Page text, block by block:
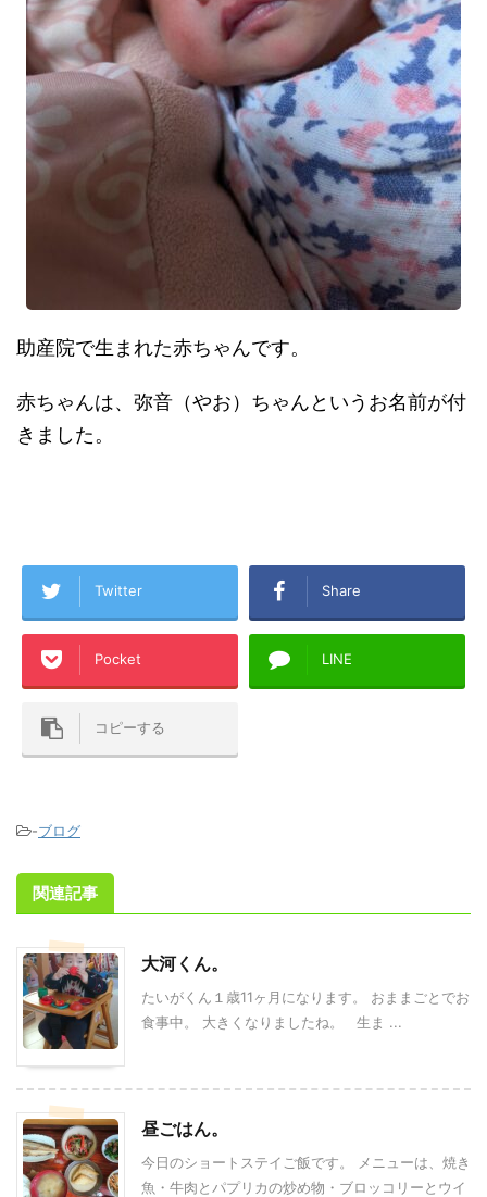
助産院で生まれた赤ちゃんです。
赤ちゃんは、弥音（やお）ちゃんというお名前が付
きました。
Twitter Share
Pocket LINE
コピーする
-ブログ
関連記事
大河くん。
たいがくん１歳11ヶ月になります。 おままごとでお
食事中。 大きくなりましたね。 生ま ...
昼ごはん。
今日のショートステイご飯です。 メニューは、焼き
魚・牛肉とパプリカの炒め物・ブロッコリーとウイ